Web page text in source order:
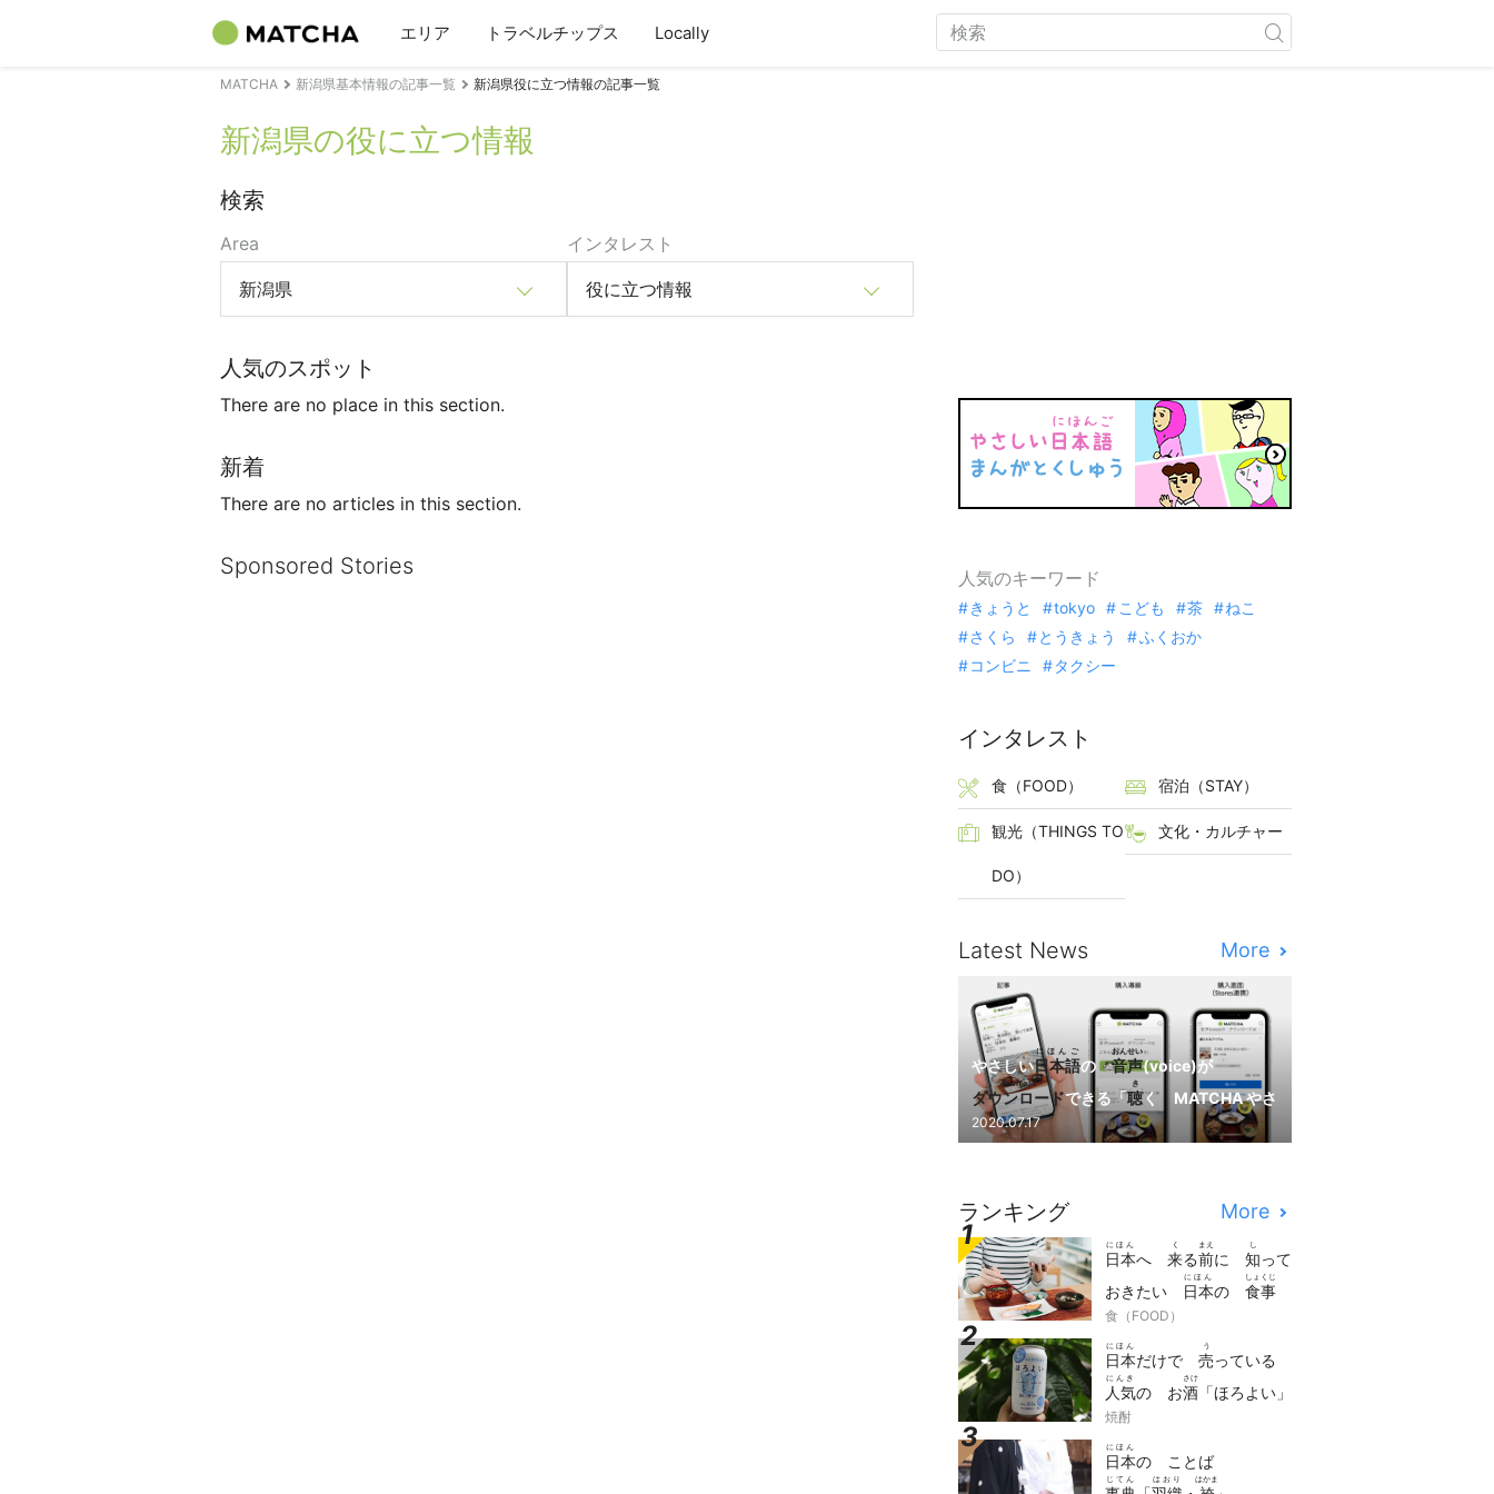
エリア トラベルチップス Locally
MATCHA 新潟県基本情報の記事一覧 新潟県役に立つ情報の記事一覧
新潟県の役に立つ情報
検索
Area
新潟県
インタレスト
役に立つ情報
人気のスポット
There are no place in this section.
新着
There are no articles in this section.
Sponsored Stories 人気のキーワード
きょうと tokyo こども 茶
ねこ
さくら
とうきょう
ふくおか
コンビニ
タクシー
インタレスト
食（FOOD） 宿泊（STAY）
観光（THINGS TO
DO）
文化・カルチャー
Latest News More
やさしい日本語
にほんご
の音声
おんせい
(voice)が
ダウンロード
download
できる「聴
き
く MATCHA やさ
しい日本語
にほんご
」が 始
はじ
まりました！
2020.07.17
ランキング More
日本
にほん
へ 来
く
る前
まえ
に 知
し
って
おきたい
日本
にほん
の 食事
しょくじ
の マナー
manner
食（FOOD）
日本
にほん
だけで 売
う
っている
人気
にんき
の お酒
さけ
「ほろよい」
は どんな お
焼酎
日本
にほん
の ことば
じてん はおり はかま